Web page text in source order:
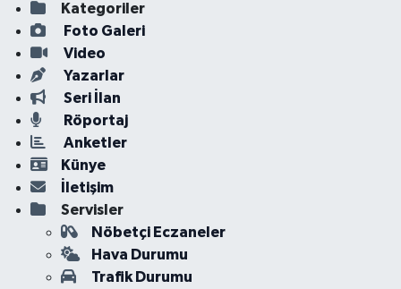
Kategoriler
Foto Galeri
Video
Yazarlar
Seri İlan
Röportaj
Anketler
Künye
İletişim
Servisler
Nöbetçi Eczaneler
Hava Durumu
Trafik Durumu